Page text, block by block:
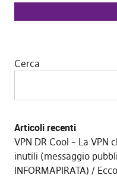
Cerca
Articoli recenti
VPN DR Cool – La
inutili (messaggio
INFORMAPIRATA)